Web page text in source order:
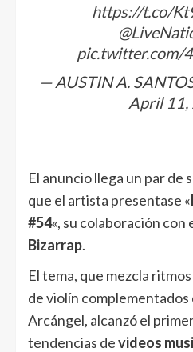
https://t.co/
pic.twitter.com/
— AUSTIN A.
April 11,
El anuncio llega un par de
que el artista presentase «
#54«, su colaboración
Bizarrap.
El tema, que mezcla
de violín complementados
Arcángel, alcanzó el
tendencias devideos